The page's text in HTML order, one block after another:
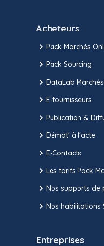
Acheteurs
Pack Marchés
Pack Sourcing
DataLab Marchés
E-fournisseurs
Publication &
Démat' à l'acte
E-Contacts
Les tarifs Pack
Nos supports de
Nos habilitations
Entreprises